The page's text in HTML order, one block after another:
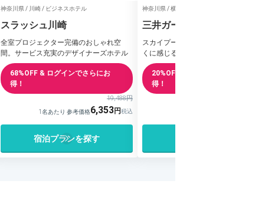
神奈川県 / 川崎 / ビジネスホテル
スラッシュ川崎
全室プロジェクター完備のおしゃれ空
間。サービス充実のデザイナーズホテル
68%OFF & ログインでさらにお
得！
19,488円
1名あたり 参考価格6,353
宿泊プランを探す
神奈川県 / 横浜、みなとみらい / シティホテル
三井ガーデンホテル横浜み
みらいプレミア
スカイプールやテラスが素敵♪空と海
くに感じる横浜のシティホテル
20%OFF & ログインでさらにお
得！